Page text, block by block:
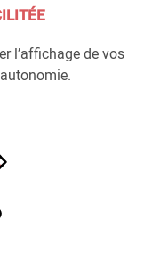
l’affichage de vos